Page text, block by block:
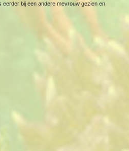
bij een andere mevrouw gezien en